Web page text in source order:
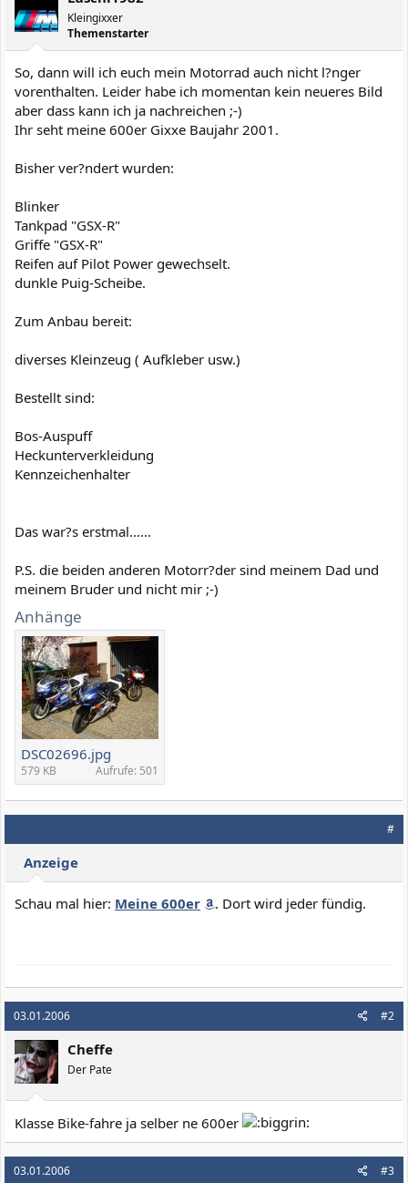
Kleingixxer
Themenstarter
So, dann will ich euch mein Motorrad auch nicht l?nger
vorenthalten. Leider habe ich momentan kein neueres Bild
aber dass kann ich ja nachreichen ;-)
Ihr seht meine 600er Gixxe Baujahr 2001.
Bisher ver?ndert wurden:
Blinker
Tankpad "GSX-R"
Griffe "GSX-R"
Reifen auf Pilot Power gewechselt.
dunkle Puig-Scheibe.
Zum Anbau bereit:
diverses Kleinzeug ( Aufkleber usw.)
Bestellt sind:
Bos-Auspuff
Heckunterverkleidung
Kennzeichenhalter
Das war?s erstmal......
P.S. die beiden anderen Motorr?der sind meinem Dad und
meinem Bruder und nicht mir ;-)
Anhänge
DSC02696.jpg
579 KB Aufrufe: 501
#
Anzeige
Schau mal hier: Meine 600er . Dort wird jeder fündig.
03.01.2006 #2
Cheffe
Der Pate
Klasse Bike-fahre ja selber ne 600er
03.01.2006 #3